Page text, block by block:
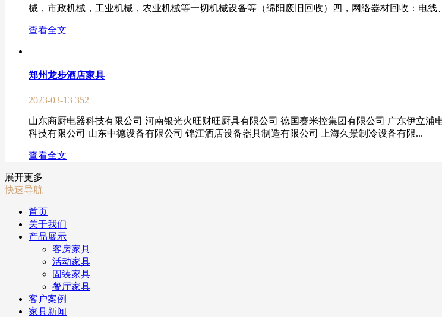
械，市政机械，工业机械，农业机械等一切机械设备等（绵阳废旧回收）四，网络器材回收：电线
查看全文
郑州龙步酒店家具
2023-03-13 352
山东商厨电器科技有限公司 河南银光火旺财旺厨具有限公司 德国赛米控集团有限公司 广东伊立
科技有限公司 山东中德设备有限公司 锦江酒店设备器具制造有限公司 上海久景制冷设备有限...
查看全文
展开更多
快速导航
首页
关于我们
产品展示
客房家具
活动家具
固装家具
餐厅家具
客户案例
家具新闻